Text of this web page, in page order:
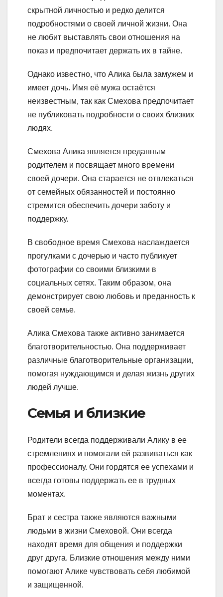
скрытной личностью и редко делится
подробностями о своей личной жизни. Она
не любит выставлять свои отношения на
показ и предпочитает держать их в тайне.
Однако известно, что Алика была замужем и
имеет дочь. Имя её мужа остаётся
неизвестным, так как Смехова предпочитает
не публиковать подробности о своих близких
людях.
Смехова Алика является преданным
родителем и посвящает много времени
своей дочери. Она старается не отвлекаться
от семейных обязанностей и постоянно
стремится обеспечить дочери заботу и
поддержку.
В свободное время Смехова наслаждается
прогулками с дочерью и часто публикует
фотографии со своими близкими в
социальных сетях. Таким образом, она
демонстрирует свою любовь и преданность к
своей семье.
Алика Смехова также активно занимается
благотворительностью. Она поддерживает
различные благотворительные организации,
помогая нуждающимся и делая жизнь других
людей лучше.
Семья и близкие
Родители всегда поддерживали Алику в ее
стремлениях и помогали ей развиваться как
профессионалу. Они гордятся ее успехами и
всегда готовы поддержать ее в трудных
моментах.
Брат и сестра также являются важными
людьми в жизни Смеховой. Они всегда
находят время для общения и поддержки
друг друга. Близкие отношения между ними
помогают Алике чувствовать себя любимой
и защищенной.